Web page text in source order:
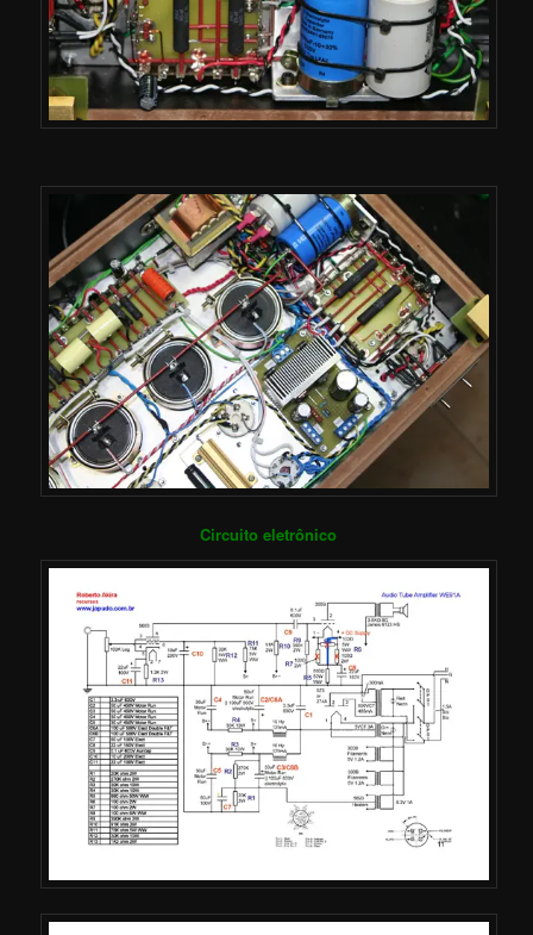
Circuito eletrônico